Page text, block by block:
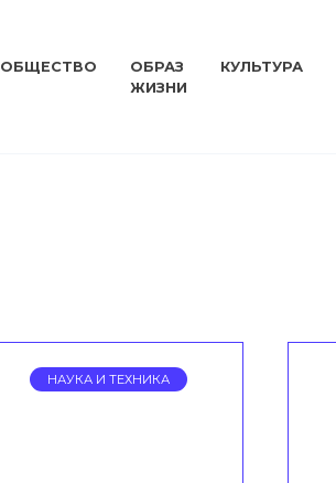
ОБЩЕСТВО
ОБРАЗ
ЖИЗНИ
КУЛЬТУРА
НАУКА И ТЕХНИКА